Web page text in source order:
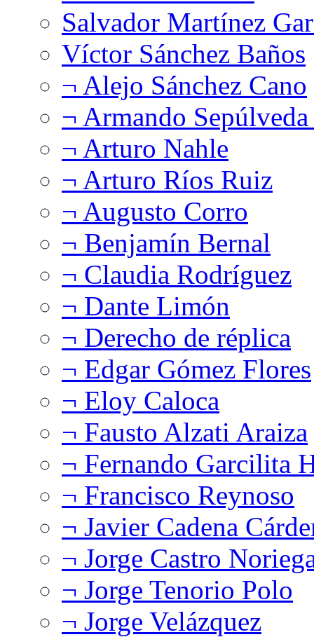
Salvador Martínez
Víctor Sánchez Baños
¬ Alejo Sánchez Cano
¬ Armando
¬ Arturo Nahle
¬ Arturo Ríos Ruiz
¬ Augusto Corro
¬ Benjamín Bernal
¬ Claudia Rodríguez
¬ Dante Limón
¬ Derecho de réplica
¬ Edgar Gómez Flores
¬ Eloy Caloca
¬ Fausto Alzati Araiza
¬ Fernando Garcilita
¬ Francisco Reynoso
¬ Javier Cadena
¬ Jorge Castro
¬ Jorge Tenorio Polo
¬ Jorge Velázquez